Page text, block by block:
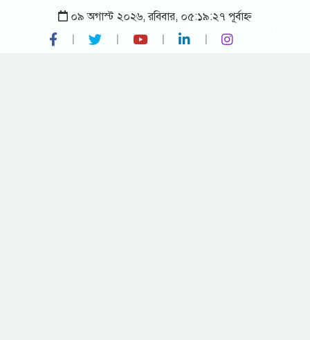
০৯ অগাস্ট ২০২৬, রবিবার, ০৫:১৯:২৭ পূর্বাহ্ন